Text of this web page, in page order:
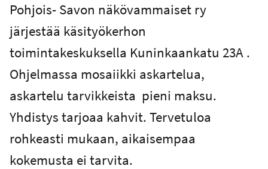
Pohjois- Savon näkövammaiset ry
järjestää käsityökerhon
toimintakeskuksella Kuninkaankatu 23A .
Ohjelmassa mosaiikki askartelua,
askartelu tarvikkeista pieni maksu.
Yhdistys tarjoaa kahvit. Tervetuloa
rohkeasti mukaan, aikaisempaa
kokemusta ei tarvita.